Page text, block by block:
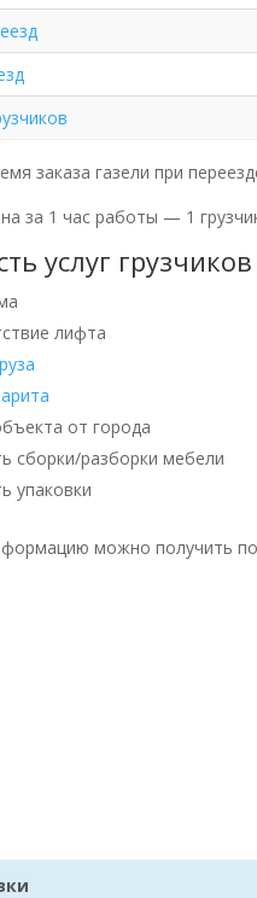
заказа газели при
за 1 час работы — 1
услуг
лифта
от города
сборки/разборки мебели
упаковки
можно получить